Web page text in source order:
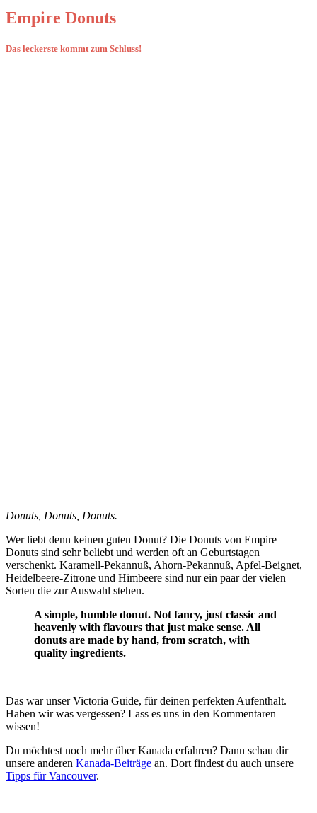
Empire Donuts
Das leckerste kommt zum Schluss!
Donuts, Donuts, Donuts.
Wer liebt denn keinen guten Donut? Die Donuts von Empire
Donuts sind sehr beliebt und werden oft an Geburtstagen
verschenkt. Karamell-Pekannuß, Ahorn-Pekannuß, Apfel-Beignet,
Heidelbeere-Zitrone und Himbeere sind nur ein paar der vielen
Sorten die zur Auswahl stehen.
A simple, humble donut. Not fancy, just classic and
heavenly with flavours that just make sense. All
donuts are made by hand, from scratch, with
quality ingredients.
Das war unser Victoria Guide, für deinen perfekten Aufenthalt.
Haben wir was vergessen? Lass es uns in den Kommentaren
wissen!
Du möchtest noch mehr über Kanada erfahren? Dann schau dir
unsere anderen Kanada-Beiträge an. Dort findest du auch unsere
Tipps für Vancouver.